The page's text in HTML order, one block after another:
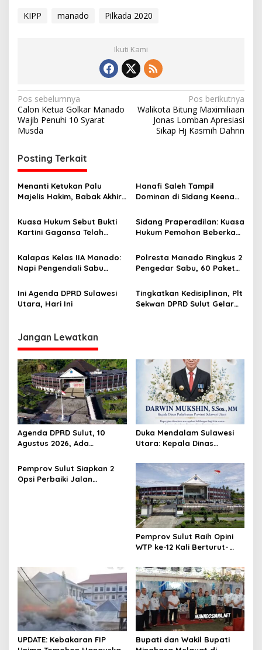
KIPP manado Pilkada 2020
Ikuti Kami
N
a
v
i
g
a
s
i
p
s
Pos sebelumnya
Calon Ketua Golkar Manado
Wajib Penuhi 10 Syarat
Musda
Pos berikutnya
Walikota Bitung Maximiliaan
Jonas Lomban Apresiasi
Sikap Hj Kasmih Dahrin
Posting Terkait
Menanti Ketukan Palu
Majelis Hakim, Babak Akhir
Hanafi Saleh
Hanafi Saleh Tampil
Dominan di Sidang Keenam,
Pemohon Menguat Jelang
Kesimpulan
Kuasa Hukum Sebut Bukti
Kartini Gagansa Telah
Syarat
Sidang Praperadilan: Kuasa
Hukum Pemohon Beberkan
Sengketa
Kalapas Kelas IIA Manado:
Napi Pengendali Sabu
Nusakambangan
Polresta Manado Ringkus 2
Pengedar Sabu, 60 Paket
Ini Agenda DPRD Sulawesi
Utara, Hari Ini
Tingkatkan Kedisiplinan, Plt
Sekwan DPRD Sulut Gelar
Jangan Lewatkan
Agenda DPRD Sulut, 10
Agustus 2026, Ada
Penandatanganan KUA-
PPAS 2027 hingga Rapat
Banmus
Duka Mendalam Sulawesi
Utara: Kepala Dinas
Meninggal Dunia
Pemprov Sulut Siapkan 2
Opsi Perbaiki Jalan
Pemprov Sulut Raih Opini
WTP ke-12 Kali Berturut-
yang Sehat dan Akuntabel
UPDATE: Kebakaran FIP
Bupati dan Wakil Bupati